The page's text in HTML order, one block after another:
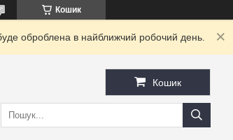
Кошик
оброблена в найближчий робочий день.
Кошик